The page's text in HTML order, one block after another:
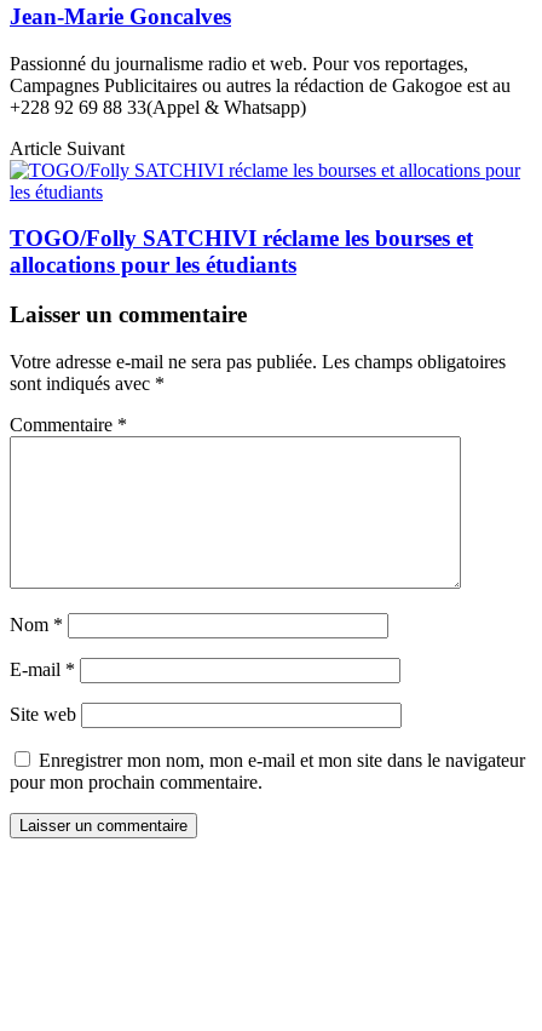
Jean-Marie Goncalves
Passionné du journalisme radio et web. Pour vos reportages,
Campagnes Publicitaires ou autres la rédaction de Gakogoe est au
+228 92 69 88 33(Appel & Whatsapp)
Article Suivant
TOGO/Folly SATCHIVI réclame les bourses et
allocations pour les étudiants
Laisser un commentaire
Votre adresse e-mail ne sera pas publiée. Les champs obligatoires
sont indiqués avec *
Commentaire *
Nom *
E-mail *
Site web
Enregistrer mon nom, mon e-mail et mon site dans le navigateur
pour mon prochain commentaire.